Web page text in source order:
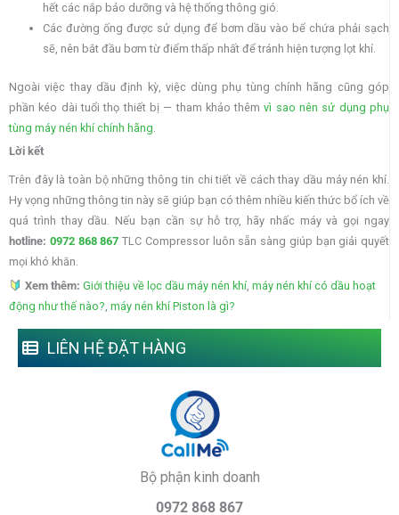
hết các nắp bảo dưỡng và hệ thống thông gió.
Các đường ống được sử dụng để bơm dầu vào bể chứa phải sạch
sẽ, nên bắt đầu bơm từ điểm thấp nhất để tránh hiện tượng lọt khí.
Ngoài việc thay dầu định kỳ, việc dùng phụ tùng chính hãng cũng góp
phần kéo dài tuổi thọ thiết bị — tham khảo thêmvì sao nên sử dụng phụ
tùng máy nén khí chính hãng
Lời kết
Trên đây là toàn bộ những thông tin chi tiết về cách thay dầu máy nén khí.
Hy vọng những thông tin này sẽ giúp bạn có thêm nhiều kiến thức bổ ích về
quá trình thay dầu. Nếu bạn cần sự hỗ trợ, hãy nhấc máy và gọi ngay
hotline: 0972 868 867 TLC Compressor luôn sẵn sàng giúp bạn giải quyết
mọi khó khăn.
Xem thêm: Giới thiệu về lọc dầu máy nén khí, máy nén khí có dầu hoạt
động như thế nào?, máy nén khí Piston là gì?
LIÊN HỆ ĐẶT HÀNG
Bộ phận kinh doanh
0972 868 867